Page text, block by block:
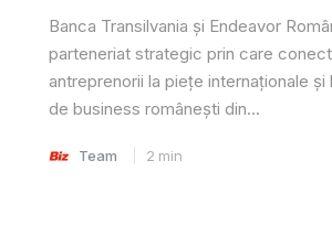
Banca Transilvania și Endeavor
parteneriat strategic prin care
antreprenorii la piețe internaționale și
de business românești din...
Team 2 min